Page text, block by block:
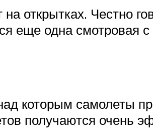
открытках. Честно
еще одна смотровая
которым самолеты
получаются очень